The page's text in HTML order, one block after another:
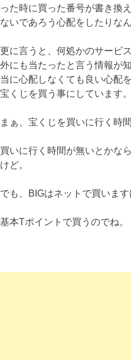
った時に買った番号が書き換
ないであろう心配をしたりなん
更に言うと、何処かのサービ
外にも当たったと言う情報が
当に心配しなくても良い心配
宝くじを買う事にしています。
まぁ、宝くじを買いに行く時
買いに行く時間が無いとかな
けど。
でも、BIGはネットで買います
基本Tポイントで買うのでね。